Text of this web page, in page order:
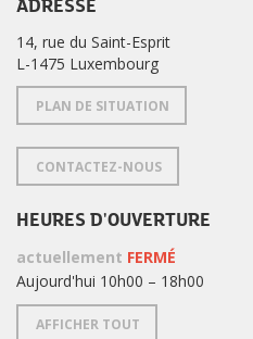
ADRESSE
14, rue du Saint-Esprit
L-1475 Luxembourg
PLAN DE SITUATION
CONTACTEZ-NOUS
HEURES D'OUVERTURE
actuellement FERMÉ
Aujourd'hui 10h00 – 18h00
AFFICHER TOUT